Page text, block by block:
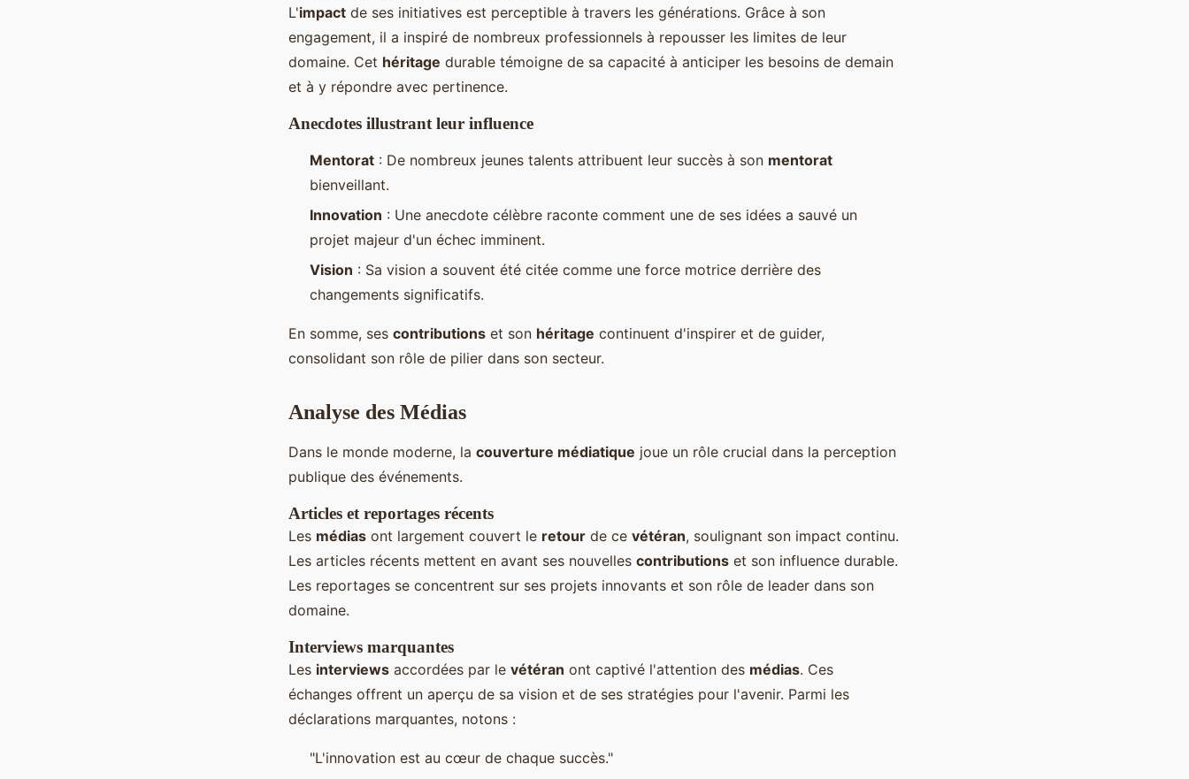
L'impact de ses initiatives est perceptible à travers les générations. Grâce à son
engagement, il a inspiré de nombreux professionnels à repousser les limites de leur
domaine. Cet héritage durable témoigne de sa capacité à anticiper les besoins de demain
et à y répondre avec pertinence.
Anecdotes illustrant leur influence
Mentorat : De nombreux jeunes talents attribuent leur succès à son mentorat
bienveillant.
Innovation : Une anecdote célèbre raconte comment une de ses idées a sauvé un
projet majeur d'un échec imminent.
Vision : Sa vision a souvent été citée comme une force motrice derrière des
changements significatifs.
En somme, ses contributions et son héritage continuent d'inspirer et de guider,
consolidant son rôle de pilier dans son secteur.
Analyse des Médias
Dans le monde moderne, la couverture médiatique joue un rôle crucial dans la perception
publique des événements.
Articles et reportages récents
Les médias ont largement couvert le retour de ce vétéran, soulignant son impact continu.
Les articles récents mettent en avant ses nouvelles contributions et son influence durable.
Les reportages se concentrent sur ses projets innovants et son rôle de leader dans son
domaine.
Interviews marquantes
Les interviews accordées par le vétéran ont captivé l'attention des médias. Ces
échanges offrent un aperçu de sa vision et de ses stratégies pour l'avenir. Parmi les
déclarations marquantes, notons :
"L'innovation est au cœur de chaque succès."